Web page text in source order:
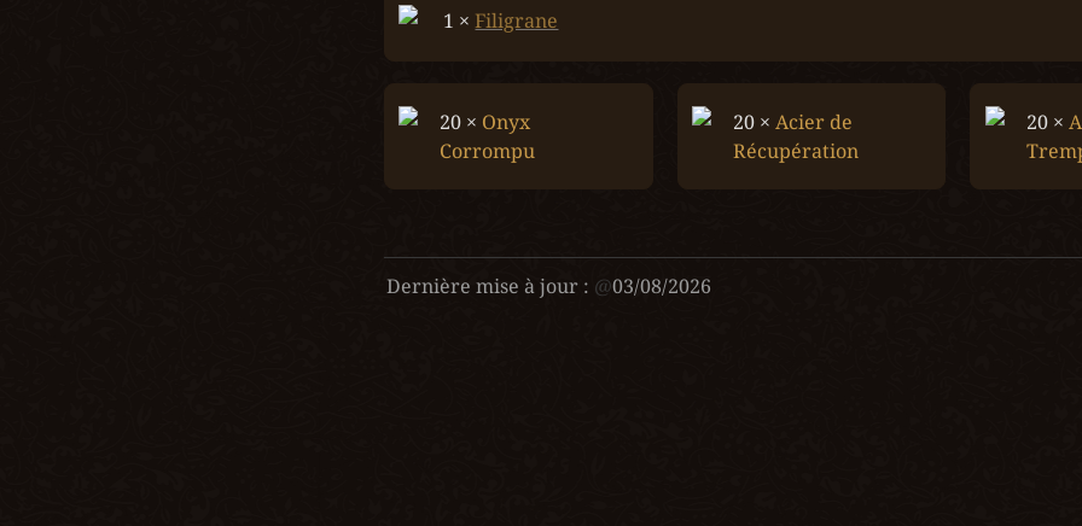
1 × Filigrane
20 × Onyx
Corrompu
20 × Acier de
Récupération
20 ×
Dernière mise à jour : @03/08/2026